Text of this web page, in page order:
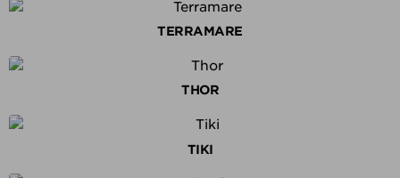
TERRAMARE
THOR
TIKI